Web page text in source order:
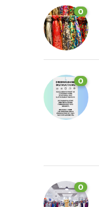
0
0
0